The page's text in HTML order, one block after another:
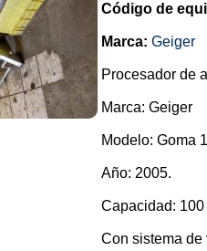
Código de
Marca: Geiger
Procesador de
Marca: Geiger
Modelo: Goma
Año: 2005.
Capacidad: 100
Con sistema